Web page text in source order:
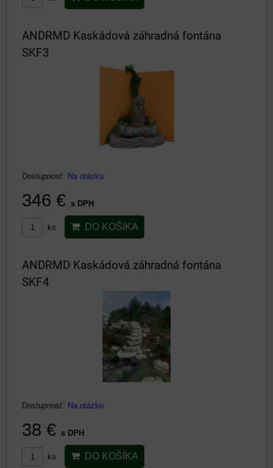
ANDRMD Kaskádová záhradná fontána
SKF3
Dostupnosť: Na otázku
346 € s DPH
ks DO KOŠÍKA
ANDRMD Kaskádová záhradná fontána
SKF4
Dostupnosť: Na otázku
38 € s DPH
ks DO KOŠÍKA